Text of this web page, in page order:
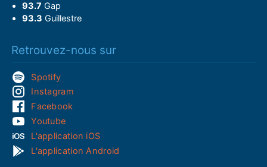
93.7 Gap
93.3 Guillestre
Retrouvez-nous sur
Spotify
Instagram
Facebook
Youtube
L'application iOS
L'application Android